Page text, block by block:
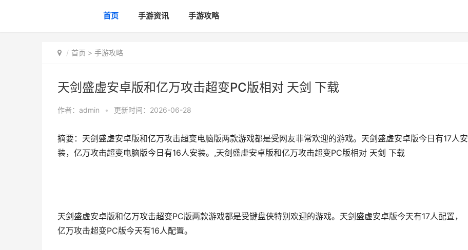
首页 手游资讯 手游攻略
首页 > 手游攻略
天剑盛虚安卓版和亿万攻击超变PC版相对 天剑 下载
作者： admin • 更新时间：2026-06-28
摘要：天剑盛虚安卓版和亿万攻击超变电脑版两款游戏都是受网友非常欢迎的游戏。天剑盛虚安卓版今日有17人安
装，亿万攻击超变电脑版今日有16人安装。,天剑盛虚安卓版和亿万攻击超变PC版相对 天剑 下载
天剑盛虚安卓版和亿万攻击超变PC版两款游戏都是受键盘侠特别欢迎的游戏。天剑盛虚安卓版今天有17人配置，
亿万攻击超变PC版今天有16人配置。